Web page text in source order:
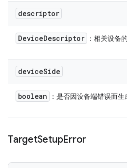
descriptor
DeviceDescriptor ：相关设备
deviceSide
boolean ：是否因设备端错误而生
TargetSetupError